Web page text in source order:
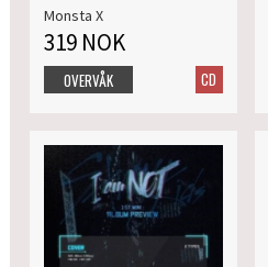
Monsta X
319 NOK
CD
OVERVÅK